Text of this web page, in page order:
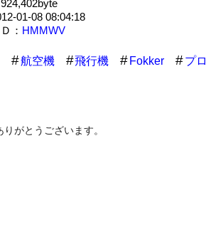
01-08 08:04:18
： HMMWV
航空機 飛行機 Fokker
プロ
がとうございます。